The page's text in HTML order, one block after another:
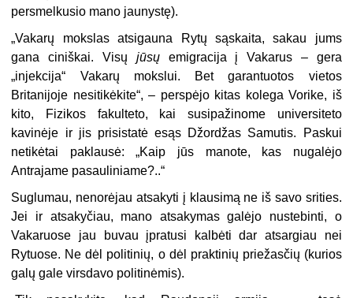
persmelkusio mano jaunystę).
„Vakarų mokslas atsigauna Rytų sąskaita, sakau jums
gana ciniškai. Visų jūsųemigracija į Vakarus – gera
„injekcija“ Vakarų mokslui. Bet garantuotos vietos
Britanijoje nesitikėkite“, – perspėjo kitas kolega Vorike, iš
kito, Fizikos fakulteto, kai susipažinome universiteto
kavinėje ir jis prisistatė esąs Džordžas Samutis. Paskui
netikėtai paklausė: „Kaip jūs manote, kas nugalėjo
Antrajame pasauliniame?..“
Suglumau, nenorėjau atsakyti į klausimą ne iš savo srities.
Jei ir atsakyčiau, mano atsakymas galėjo nustebinti, o
Vakaruose jau buvau įpratusi kalbėti dar atsargiau nei
Rytuose. Ne dėl politinių, o dėl praktinių priežasčių (kurios
galų gale virsdavo politinėmis).